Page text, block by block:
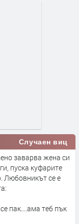
Случаен виц
заварва жена си
пуска куфарите
Любовникът се е
пак....ама теб пък